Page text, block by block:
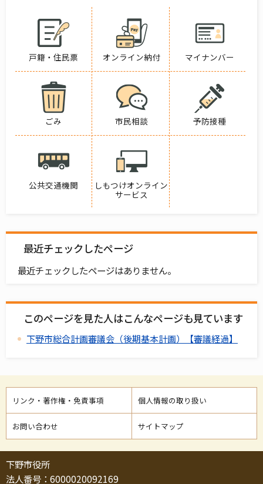
戸籍・住民票 オンライン納付 マイナンバー
ごみ 市民相談 予防接種
公共交通機関
しもつけオンライン
サービス
最近チェックしたページ
最近チェックしたページはありません。
このページを見た人はこんなページも見ています
下野市総合計画審議会（後期基本計画）【審議経過】
リンク・著作権・免責事項 個人情報の取り扱い
お問い合わせ サイトマップ
下野市役所
法人番号：6000020092169